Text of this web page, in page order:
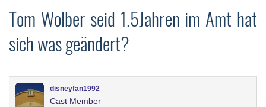
Tom Wolber seid 1.5Jahren im Amt hat
sich was geändert?
disneyfan1992
Cast Member